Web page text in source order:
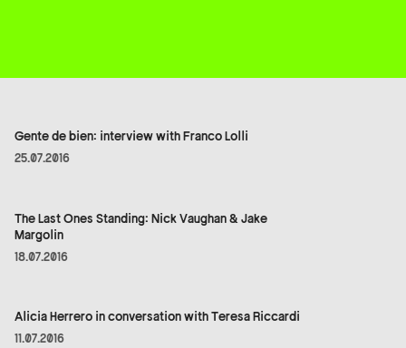
Gente de bien: interview with Franco Lolli
25.07.2016
The Last Ones Standing: Nick Vaughan & Jake
Margolin
18.07.2016
Alicia Herrero in conversation with Teresa Riccardi
11.07.2016